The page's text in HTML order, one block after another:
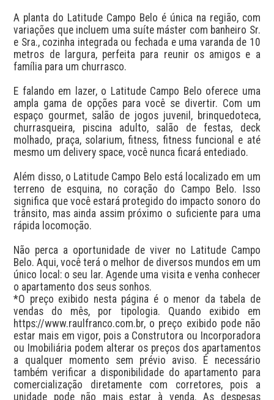
A planta do Latitude Campo Belo é única na região, com
variações que incluem uma suíte máster com banheiro Sr.
e Sra., cozinha integrada ou fechada e uma varanda de 10
metros de largura, perfeita para reunir os amigos e a
família para um churrasco.
E falando em lazer, o Latitude Campo Belo oferece uma
ampla gama de opções para você se divertir. Com um
espaço gourmet, salão de jogos juvenil, brinquedoteca,
churrasqueira, piscina adulto, salão de festas, deck
molhado, praça, solarium, fitness, fitness funcional e até
mesmo um delivery space, você nunca ficará entediado.
Além disso, o Latitude Campo Belo está localizado em um
terreno de esquina, no coração do Campo Belo. Isso
significa que você estará protegido do impacto sonoro do
trânsito, mas ainda assim próximo o suficiente para uma
rápida locomoção.
Não perca a oportunidade de viver no Latitude Campo
Belo. Aqui, você terá o melhor de diversos mundos em um
único local: o seu lar. Agende uma visita e venha conhecer
o apartamento dos seus sonhos.
*O preço exibido nesta página é o menor da tabela de
vendas do mês, por tipologia. Quando exibido em
https://www.raulfranco.com.br, o preço exibido pode não
estar mais em vigor, pois a Construtora ou Incorporadora
ou Imobiliária podem alterar os preços dos apartamentos
a qualquer momento sem prévio aviso. É necessário
também verificar a disponibilidade do apartamento para
comercialização diretamente com corretores, pois a
unidade pode não mais estar à venda. As despesas